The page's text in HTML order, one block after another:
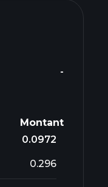
-
Montant
0.0972
0.296